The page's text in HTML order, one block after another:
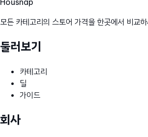
Housnap
모든 카테고리의 스토어 가격을 한곳에서 비교
둘러보기
카테고리
딜
가이드
회사